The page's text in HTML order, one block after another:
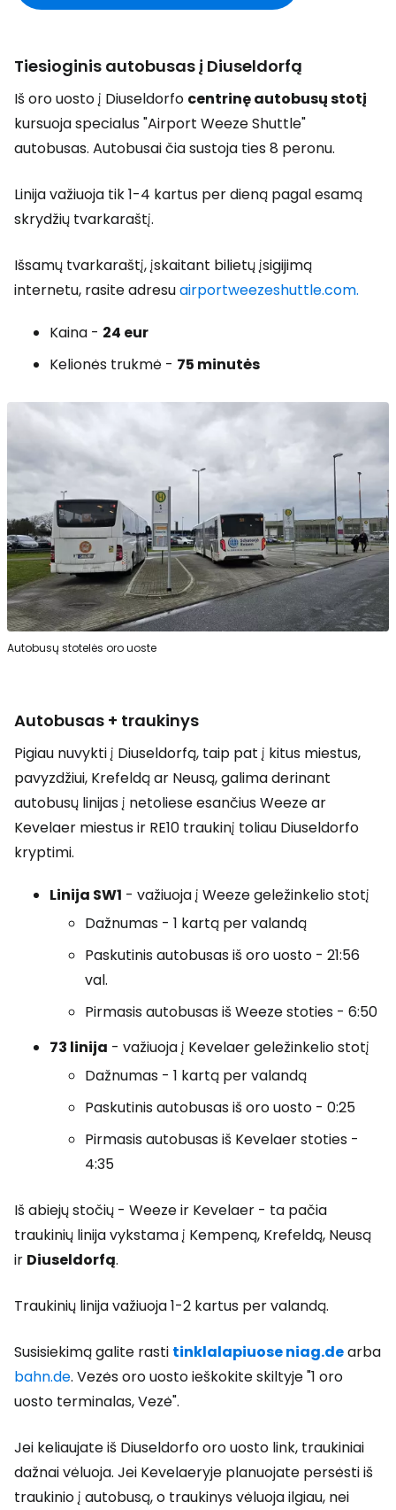
Tiesioginis autobusas į Diuseldorfą
Iš oro uosto į Diuseldorfo centrinę autobusų stotį
kursuoja specialus "Airport Weeze Shuttle"
autobusas. Autobusai čia sustoja ties 8 peronu.
Linija važiuoja tik 1-4 kartus per dieną pagal esamą
skrydžių tvarkaraštį.
Išsamų tvarkaraštį, įskaitant bilietų įsigijimą
internetu, rasite adresuairportweezeshuttle.com.
Kaina - 24 eur
Kelionės trukmė - 75 minutės
Autobusų stotelės oro uoste
Autobusas + traukinys
Pigiau nuvykti į Diuseldorfą, taip pat į kitus miestus,
pavyzdžiui, Krefeldą ar Neusą, galima derinant
autobusų linijas į netoliese esančius Weeze ar
Kevelaer miestus ir RE10 traukinį toliau Diuseldorfo
kryptimi.
Linija SW1 - važiuoja į Weeze geležinkelio stotį
Dažnumas - 1 kartą per valandą
Paskutinis autobusas iš oro uosto - 21:56
val.
Pirmasis autobusas iš Weeze stoties - 6:50
73 linija - važiuoja į Kevelaer geležinkelio stotį
Dažnumas - 1 kartą per valandą
Paskutinis autobusas iš oro uosto - 0:25
Pirmasis autobusas iš Kevelaer stoties -
4:35
Iš abiejų stočių - Weeze ir Kevelaer - ta pačia
traukinių linija vykstama į Kempeną, Krefeldą, Neusą
ir Diuseldorfą.
Traukinių linija važiuoja 1-2 kartus per valandą.
Susisiekimą galite rasti tinklalapiuose niag.dearba
bahn.de. Vezės oro uosto ieškokite skiltyje "1 oro
uosto terminalas, Vezė".
Jei keliaujate iš Diuseldorfo oro uosto link, traukiniai
dažnai vėluoja. Jei Kevelaeryje planuojate persėsti iš
traukinio į autobusą, o traukinys vėluoja ilgiau, nei